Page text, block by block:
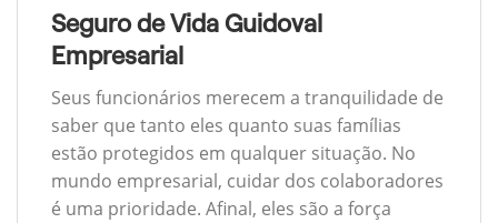
Seguro de Vida Guidoval
Empresarial
Seus funcionários merecem a tranquilidade de
saber que tanto eles quanto suas famílias
estão protegidos em qualquer situação. No
mundo empresarial, cuidar dos colaboradores
é uma prioridade. Afinal, eles são a força